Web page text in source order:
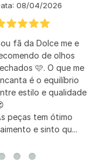
08/04/2026
fã da Dolce me e
de olhos
🩷. O que me
é o equilíbrio
estilo e qualidade
peças tem ótimo
e sinto qu...